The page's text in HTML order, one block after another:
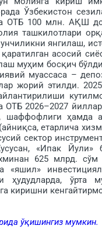
Ўзбекистон
ОТБ 100 млн. АҚШ
ташкилотлари
янгилаш,
асосий
муҳим босқич
муассаса –
жорий этилди.
ОТБ 2026–2027
шаффофлиги ҳамда
етарлича
сектор
«Ипак
625 млрд.
«яшил»
ҳудуд­ларда, ўрта
киришни
ўқишингиз мумкин.